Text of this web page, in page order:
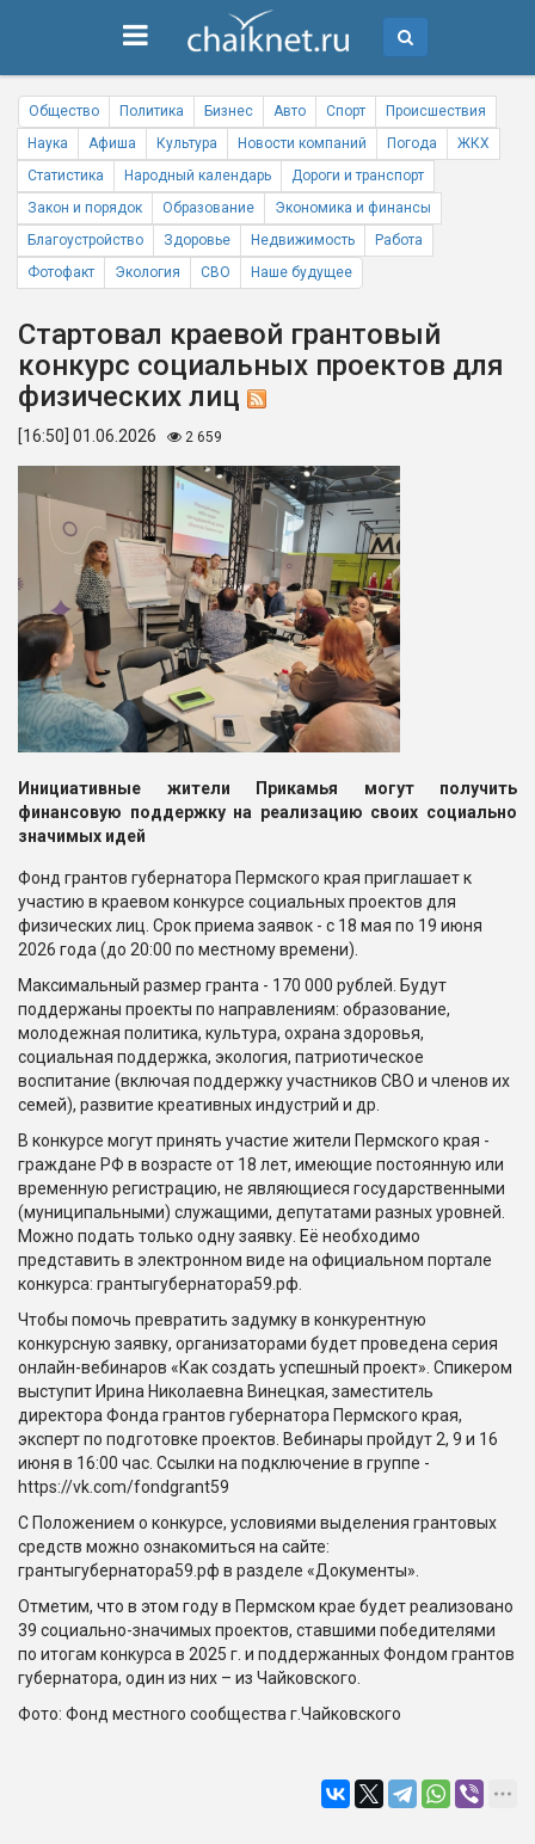
Общество Политика Бизнес Авто Спорт
Происшествия
Наука
Афиша Культура Новости компаний Погода
ЖКХ
Статистика
Народный календарь
Дороги и транспорт
Закон и порядок
Образование
Экономика и финансы
Благоустройство
Здоровье Недвижимость
Работа
Фотофакт
Экология СВО Наше будущее
Стартовал краевой грантовый
конкурс социальных проектов для
физических лиц
[16:50] 01.06.2026 2 659
Инициативные жители Прикамья могут получить
финансовую поддержку на реализацию своих социально
значимых идей
Фонд грантов губернатора Пермского края приглашает к
участию в краевом конкурсе социальных проектов для
физических лиц. Срок приема заявок - с 18 мая по 19 июня
2026 года (до 20:00 по местному времени).
Максимальный размер гранта - 170 000 рублей. Будут
поддержаны проекты по направлениям: образование,
молодежная политика, культура, охрана здоровья,
социальная поддержка, экология, патриотическое
воспитание (включая поддержку участников СВО и членов их
семей), развитие креативных индустрий и др.
В конкурсе могут принять участие жители Пермского края -
граждане РФ в возрасте от 18 лет, имеющие постоянную или
временную регистрацию, не являющиеся государственными
(муниципальными) служащими, депутатами разных уровней.
Можно подать только одну заявку. Её необходимо
представить в электронном виде на официальном портале
конкурса: грантыгубернатора59.рф.
Чтобы помочь превратить задумку в конкурентную
конкурсную заявку, организаторами будет проведена серия
онлайн-вебинаров «Как создать успешный проект». Спикером
выступит Ирина Николаевна Винецкая, заместитель
директора Фонда грантов губернатора Пермского края,
эксперт по подготовке проектов. Вебинары пройдут 2, 9 и 16
июня в 16:00 час. Ссылки на подключение в группе -
https://vk.com/fondgrant59
С Положением о конкурсе, условиями выделения грантовых
средств можно ознакомиться на сайте:
грантыгубернатора59.рф в разделе «Документы».
Отметим, что в этом году в Пермском крае будет реализовано
39 социально-значимых проектов, ставшими победителями
по итогам конкурса в 2025 г. и поддержанных Фондом грантов
губернатора, один из них – из Чайковского.
Фото: Фонд местного сообщества г.Чайковского